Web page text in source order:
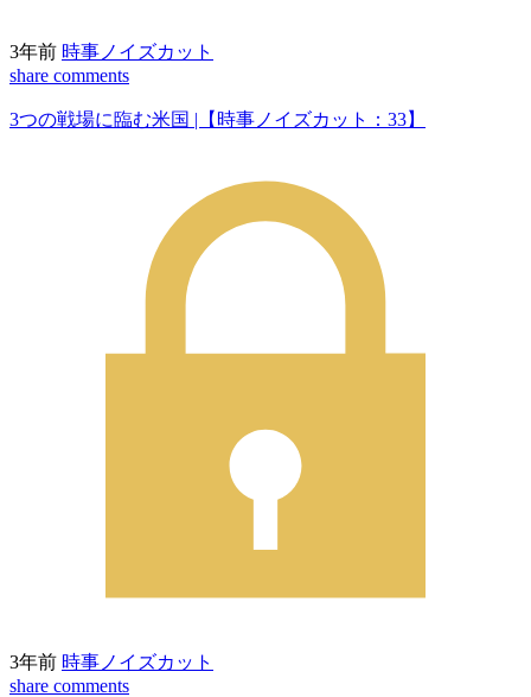
3年前 時事ノイズカット
share comments
3つの戦場に臨む米国 |【時事ノイズカット：33】
3年前 時事ノイズカット
share comments